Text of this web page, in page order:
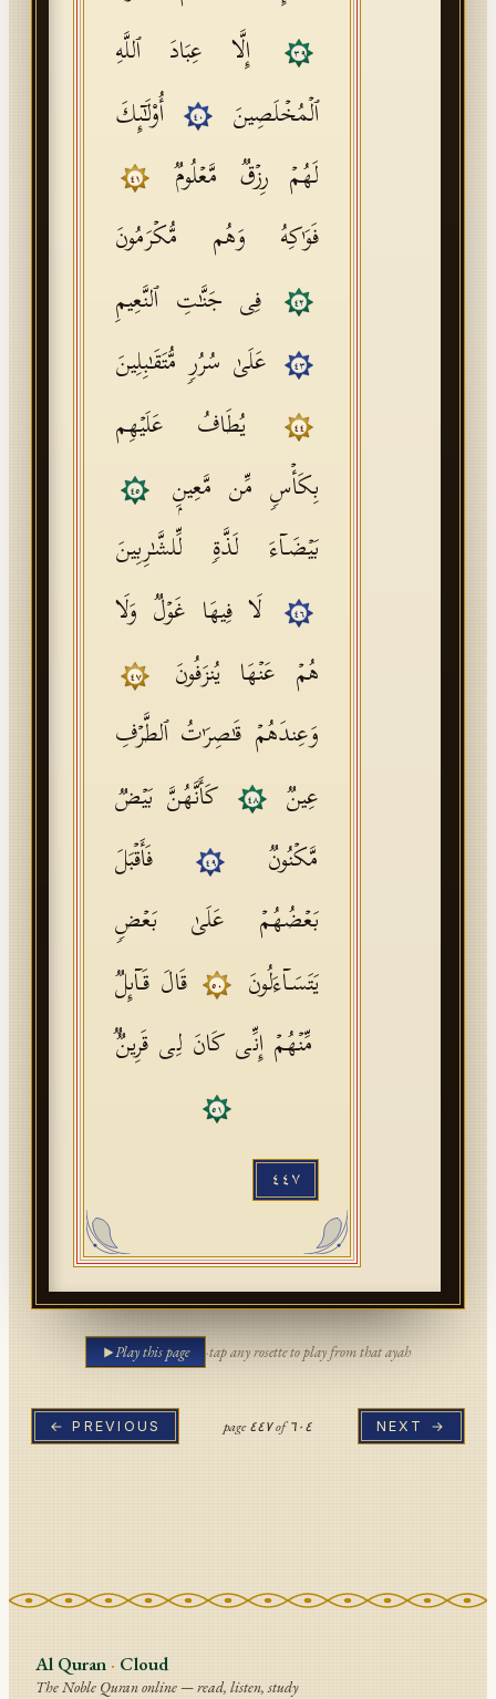
٣٩
إِلَّا عِبَادَ ٱللَّهِ
ٱلۡمُخۡلَصِینَ
٤٠
أُو۟لَـٰۤىِٕكَ
لَهُمۡ رِزۡقࣱ مَّعۡلُومࣱ
٤١
فَوَ ٰ⁠كِهُ وَهُم مُّكۡرَمُونَ
٤٢ فِی جَنَّـٰتِ ٱلنَّعِیمِ
٤٣ عَلَىٰ سُرُرࣲ مُّتَقَـٰبِلِینَ
٤٤
یُطَافُ عَلَیۡهِم
بِكَأۡسࣲ مِّن مَّعِینِۭ
٤٥
بَیۡضَاۤءَ لَذَّةࣲ لِّلشَّـٰرِبِینَ
٤٦
لَا فِیهَا غَوۡلࣱ وَلَا
هُمۡ عَنۡهَا یُنزَفُونَ
٤٧
وَعِندَهُمۡ قَـٰصِرَ ٰ⁠تُ ٱلطَّرۡفِ
عِینࣱ
٤٨
كَأَنَّهُنَّ بَیۡضࣱ
مَّكۡنُونࣱ
٤٩
فَأَقۡبَلَ
بَعۡضُهُمۡ عَلَىٰ بَعۡضࣲ
یَتَسَاۤءَلُونَ
٥٠
قَالَ قَاۤىِٕلࣱ
مِّنۡهُمۡ إِنِّی كَانَ لِی قَرِینࣱ
٥١
٤٤٧
Play this page ·tap any rosette to play from that ayah
← PREVIOUS page٤٤٧of٦٠٤ NEXT →
Al Quran · Cloud
The Noble Quran online — read, listen, study